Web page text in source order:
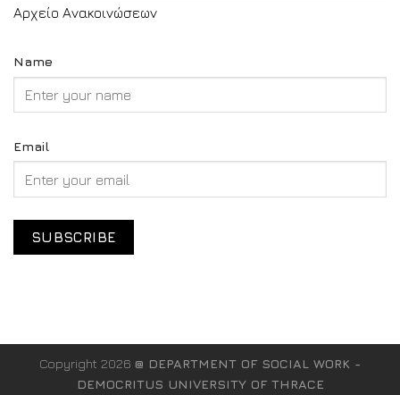
Αρχείο Ανακοινώσεων
Name
Email
Copyright 2026 @ DEPARTMENT OF SOCIAL WORK -
DEMOCRITUS UNIVERSITY OF THRACE